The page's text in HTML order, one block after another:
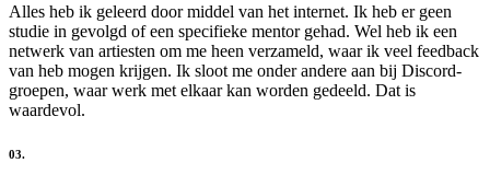
Alles heb ik geleerd door middel van het internet. Ik heb er geen
studie in gevolgd of een specifieke mentor gehad. Wel heb ik een
netwerk van artiesten om me heen verzameld, waar ik veel feedback
van heb mogen krijgen. Ik sloot me onder andere aan bij Discord-
groepen, waar werk met elkaar kan worden gedeeld. Dat is
waardevol.
03.